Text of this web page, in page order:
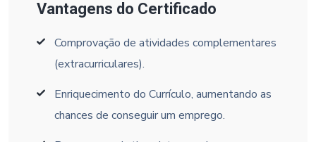
Vantagens do Certificado
Comprovação de atividades complementares
(extracurriculares).
Enriquecimento do Currículo, aumentando as
chances de conseguir um emprego.